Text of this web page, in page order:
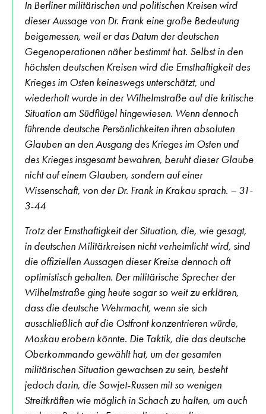
In Berliner militärischen und politischen Kreisen wird
dieser Aussage von Dr. Frank eine große Bedeutung
beigemessen, weil er das Datum der deutschen
Gegenoperationen näher bestimmt hat. Selbst in den
höchsten deutschen Kreisen wird die Ernsthaftigkeit des
Krieges im Osten keineswegs unterschätzt, und
wiederholt wurde in der Wilhelmstraße auf die kritische
Situation am Südflügel hingewiesen. Wenn dennoch
führende deutsche Persönlichkeiten ihren absoluten
Glauben an den Ausgang des Krieges im Osten und
des Krieges insgesamt bewahren, beruht dieser Glaube
nicht auf einem Glauben, sondern auf einer
Wissenschaft, von der Dr. Frank in Krakau sprach. – 31-
3-44
Trotz der Ernsthaftigkeit der Situation, die, wie gesagt,
in deutschen Militärkreisen nicht verheimlicht wird, sind
die offiziellen Aussagen dieser Kreise dennoch oft
optimistisch gehalten. Der militärische Sprecher der
Wilhelmstraße ging heute sogar so weit zu erklären,
dass die deutsche Wehrmacht, wenn sie sich
ausschließlich auf die Ostfront konzentrieren würde,
Moskau erobern könnte. Die Taktik, die das deutsche
Oberkommando gewählt hat, um der gesamten
militärischen Situation gewachsen zu sein, besteht
jedoch darin, die Sowjet-Russen mit so wenigen
Streitkräften wie möglich in Schach zu halten, um auch